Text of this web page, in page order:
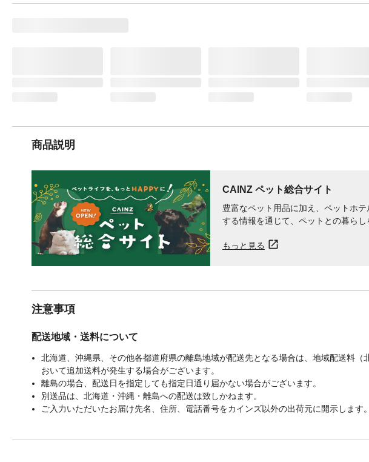
商品説明
CAINZ ペット総合サイト
豊富なペット用品に加え、ペットホ
する情報を通じて、ペットとの暮らし
もっと見る
注意事項
配送地域・送料について
北海道、沖縄県、その他各都道府県の離島地域が配送先となる場合は、地域配送料
おいて追加送料が発生する場合がございます。
離島の場合、配送日を指定しても指定日通り届かない場合がございます。
別送品は、北海道・沖縄・離島への配送は致しかねます。
ご入力いただいたお届け先名、住所、電話番号をカインズ以外の出荷元に開示します